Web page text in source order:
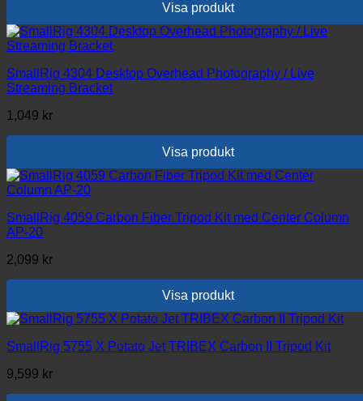
Visa produkt
SmallRig 4304 Desktop Overhead Photography / Live
Streaming Bracket
1,049 kr
Visa produkt
SmallRig 4059 Carbon Fiber Tripod Kit med Center Column
AP-20
2,099 kr
Visa produkt
SmallRig 5755 X Potato Jet TRIBEX Carbon II Tripod Kit
9,599 kr